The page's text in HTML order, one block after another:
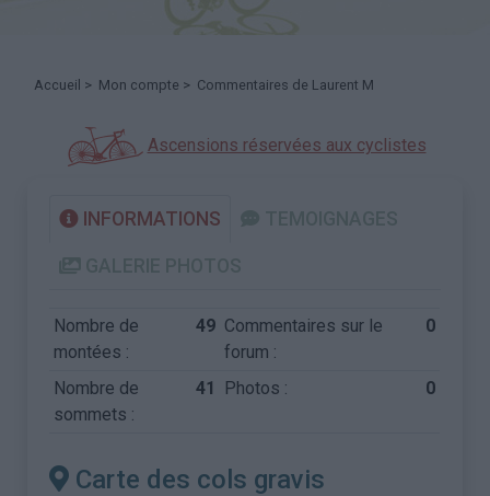
Accueil > Mon compte > Commentaires de Laurent M
Ascensions réservées aux cyclistes
INFORMATIONS
Nombre de
montées :
49 Commentaires sur le
forum :
0
Nombre de
sommets :
41 Photos : 0
Carte des cols gravis